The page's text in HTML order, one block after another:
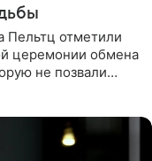
Пельтц отметили
церемонии обмена
не позвали